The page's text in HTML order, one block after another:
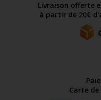
Livraison offerte
à partir de 20€
Carte